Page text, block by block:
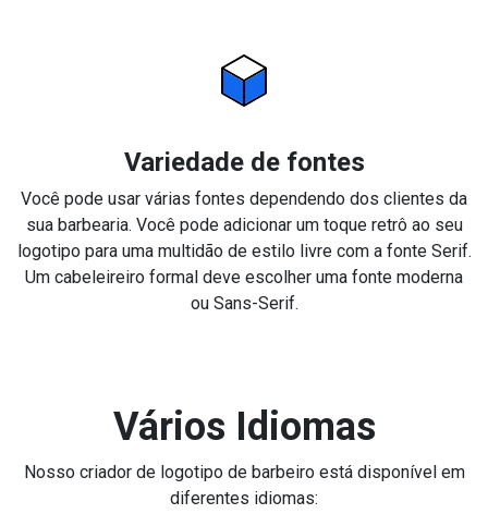
Variedade de fontes
Você pode usar várias fontes dependendo dos clientes da
sua barbearia. Você pode adicionar um toque retrô ao seu
logotipo para uma multidão de estilo livre com a fonte Serif.
Um cabeleireiro formal deve escolher uma fonte moderna
ou Sans-Serif.
Vários Idiomas
Nosso criador de logotipo de barbeiro está disponível em
diferentes idiomas: